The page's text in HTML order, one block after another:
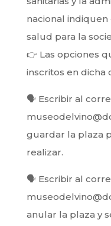
nacional
salud para la
👉Las opciones
inscritos en dicha
🗣Escribir al
guardar la plaza
realizar.
🗣Escribir al
anular la plaza y